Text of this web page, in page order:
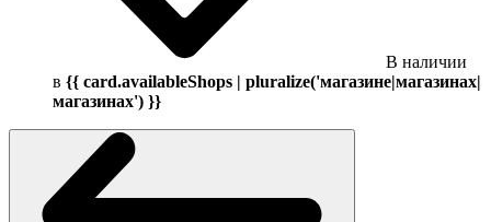
В наличии
в {{ card.availableShops | pluralize('магазине|магазинах|
магазинах') }}